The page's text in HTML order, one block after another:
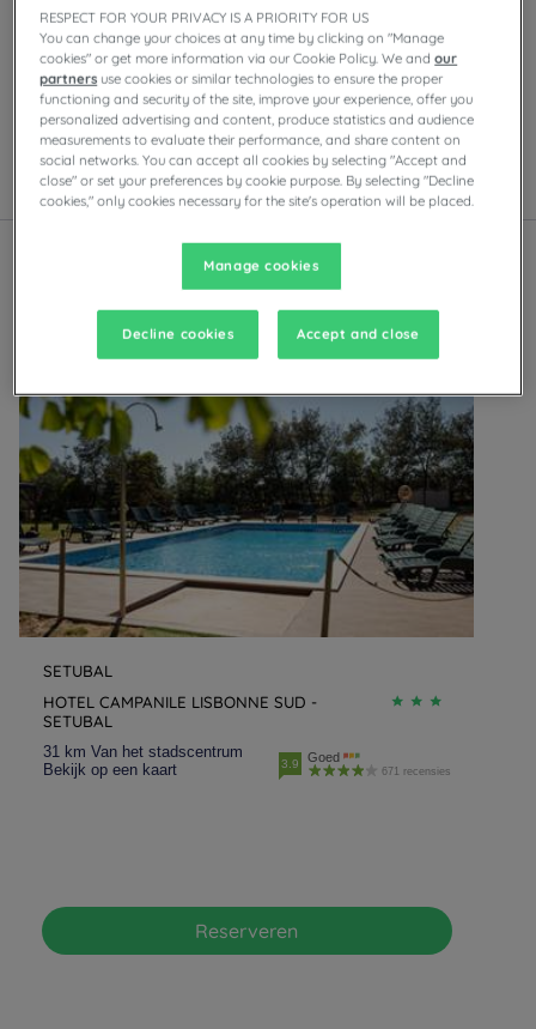
Onze hotels in Lissabon
Geniet van het comfort van Campanile-kamers in
Lissabon. Afhankelijk van het hotel vindt u
privéparkeergelegenheid, vergaderzalen, restaurants
met zelfbedieningsbuffetten of à-la-carte-gerechten,
evenals avondentertainment.
Lijst Kaart
SETUBAL
HOTEL CAMPANILE LISBONNE SUD -
SETUBAL
31 km Van het stadscentrum
Bekijk op een kaart
3.9 Goed
671 recensies
Reserveren
RESPECT FOR YOUR PRIVACY IS A PRIORITY FOR US
You can change your choices at any time by clicking on "Manage
cookies" or get more information via our Cookie Policy. We andour
partners use cookies or similar technologies to ensure the proper
functioning and security of the site, improve your experience, offer you
personalized advertising and content, produce statistics and audience
measurements to evaluate their performance, and share content on
social networks. You can accept all cookies by selecting "Accept and
close" or set your preferences by cookie purpose. By selecting "Decline
cookies," only cookies necessary for the site's operation will be placed.
Manage cookies
Decline cookies Accept and close